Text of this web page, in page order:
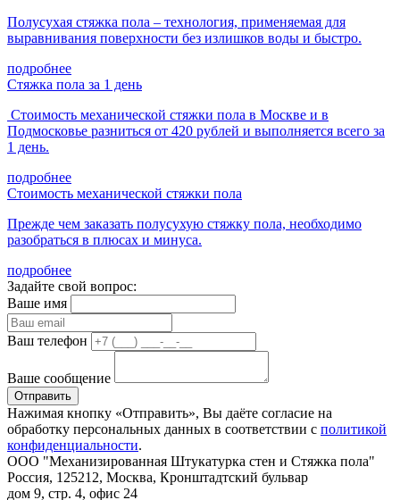
Полусухая стяжка пола – технология, применяемая для
выравнивания поверхности без излишков воды и быстро.
подробнее
Стяжка пола за 1 день
Стоимость механической стяжки пола в Москве и в
Подмосковье разниться от 420 рублей и выполняется всего за
1 день.
подробнее
Стоимость механической стяжки пола
Прежде чем заказать полусухую стяжку пола, необходимо
разобраться в плюсах и минуса.
подробнее
Задайте свой вопрос:
Ваше имя
Ваш телефон
Ваше сообщение
Отправить
Нажимая кнопку «Отправить», Вы даёте согласие на
обработку персональных данных в соответствии с политикой
конфиденциальности.
ООО "Механизированная Штукатурка стен и Стяжка пола"
Россия, 125212, Москва, Кронштадтский бульвар
дом 9, стр. 4, офис 24